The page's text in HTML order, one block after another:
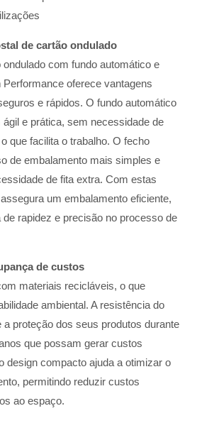
de cartão ondulado
com fundo automático e
Performance oferece vantagens
e rápidos. O fundo automático
e prática, sem necessidade de
que facilita o trabalho. O fecho
de embalamento mais simples e
de fita extra. Com estas
um embalamento eficiente,
rapidez e precisão no processo de
de custos
materiais recicláveis, o que
ambiental. A resistência do
a proteção dos seus produtos durante
que possam gerar custos
design compacto ajuda a otimizar o
permitindo reduzir custos
ao espaço.